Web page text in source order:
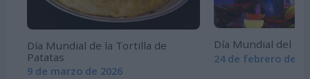
Día Mundial de la Tortilla de
Patatas
9 de marzo de 2026
Día Mundial del
24 de febrero de